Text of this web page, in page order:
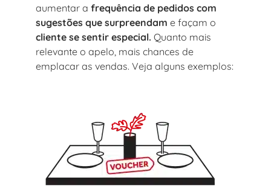
aumentar a frequência de pedidos com
sugestões que surpreendam e façam o
cliente se sentir especial. Quanto mais
relevante o apelo, mais chances de
emplacar as vendas. Veja alguns exemplos: